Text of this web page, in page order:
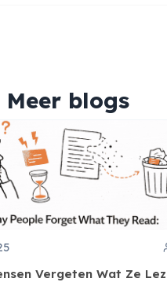
Meer blogs
Vergeten Wat Ze